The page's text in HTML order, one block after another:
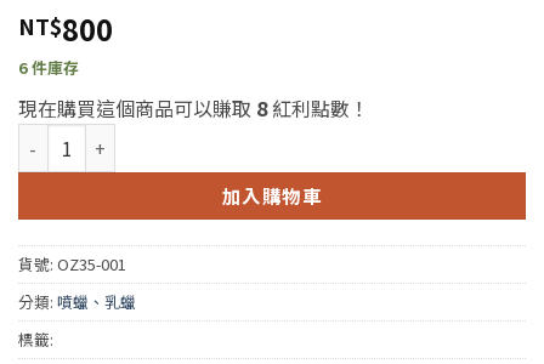
NT$800
6 件庫存
現在購買這個商品可以賺取 8紅利點數！
Griot's Garage Spray-On Wax 35oz. (GG 招牌噴蠟) 數量
加入購物車
貨號: OZ35-001
分類: 噴蠟、乳蠟
標籤: